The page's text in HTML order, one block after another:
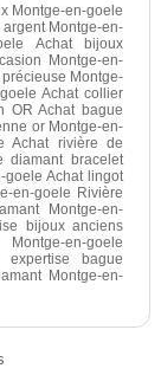
Montge-en-goele
Montge-en-
Achat bijoux
Montge-en-
Montge-
Achat collier
OR Achat bague
or Montge-en-
Achat rivière de
diamant bracelet
goele Achat lingot
en-goele Rivière
Montge-en-
bijoux anciens
en-goele
expertise bague
Montge-en-